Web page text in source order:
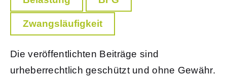
Zwangsläufigkeit
Die veröffentlichten Beiträge sind
urheberrechtlich geschützt und ohne Gewähr.